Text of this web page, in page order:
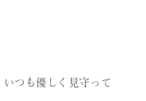
つも優しく見守って